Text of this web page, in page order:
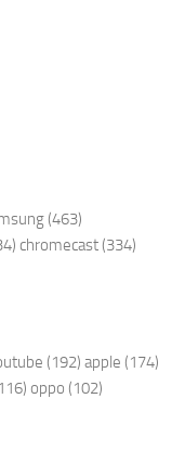
(463)
chromecast (334)
(192) apple (174)
oppo (102)